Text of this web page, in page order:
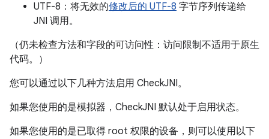
UTF-8：将无效的修改后的 UTF-8 字节序列传递给
JNI 调用。
（仍未检查方法和字段的可访问性：访问限制不适用于原生
代码。）
您可以通过以下几种方法启用 CheckJNI。
如果您使用的是模拟器，CheckJNI 默认处于启用状态。
如果您使用的是已取得 root 权限的设备，则可以使用以下